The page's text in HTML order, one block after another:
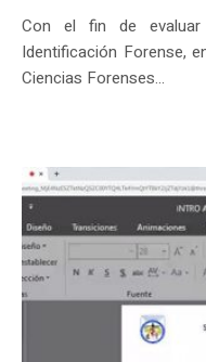
Con el fin de
Identificación Forense,
Ciencias Forenses...